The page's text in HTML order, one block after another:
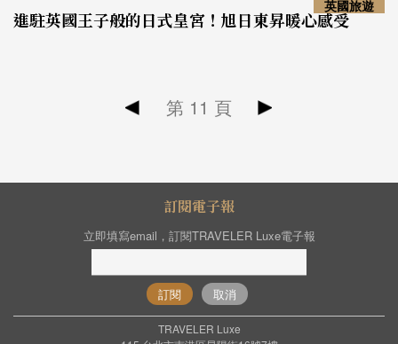
進駐英國王子般的日式皇宮！旭日東昇暖心感受
英國旅遊
第 11 頁
訂閱電子報
立即填寫email，訂閱TRAVELER Luxe電子報
訂閱 取消
TRAVELER Luxe